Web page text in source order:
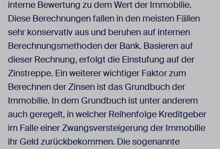
interne Bewertung zu dem Wert der Immobilie.
Diese Berechnungen fallen in den meisten Fällen
sehr konservativ aus und beruhen auf internen
Berechnungsmethoden der Bank. Basieren auf
dieser Rechnung, erfolgt die Einstufung auf der
Zinstreppe. Ein weiterer wichtiger Faktor zum
Berechnen der Zinsen ist das Grundbuch der
Immobilie. In dem Grundbuch ist unter anderem
auch geregelt, in welcher Reihenfolge Kreditgeber
im Falle einer Zwangsversteigerung der Immobilie
ihr Geld zurückbekommen. Die sogenannte